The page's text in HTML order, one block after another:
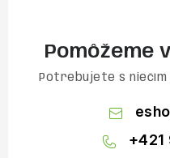
Pomôžeme
Potrebujete s
+421